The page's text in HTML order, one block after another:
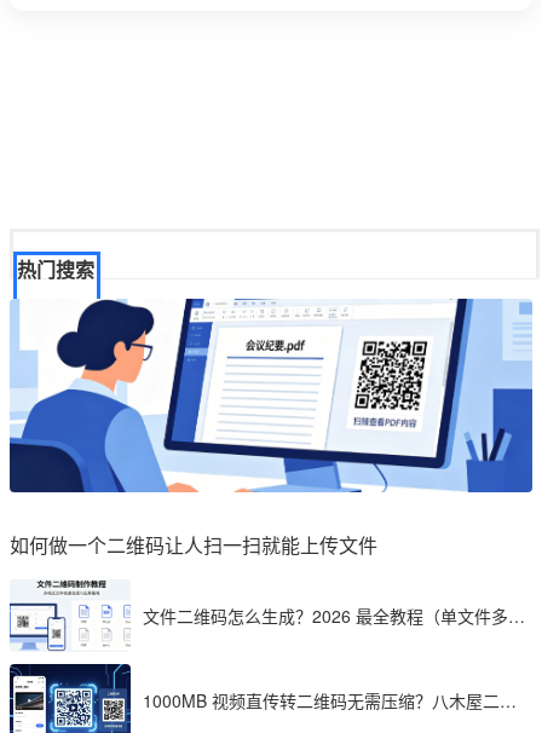
热门搜索
如何做一个二维码让人扫一扫就能上传文件
文件二维码怎么生成？2026 最全教程（单文件多文
1000MB 视频直传转二维码无需压缩？八木屋二维